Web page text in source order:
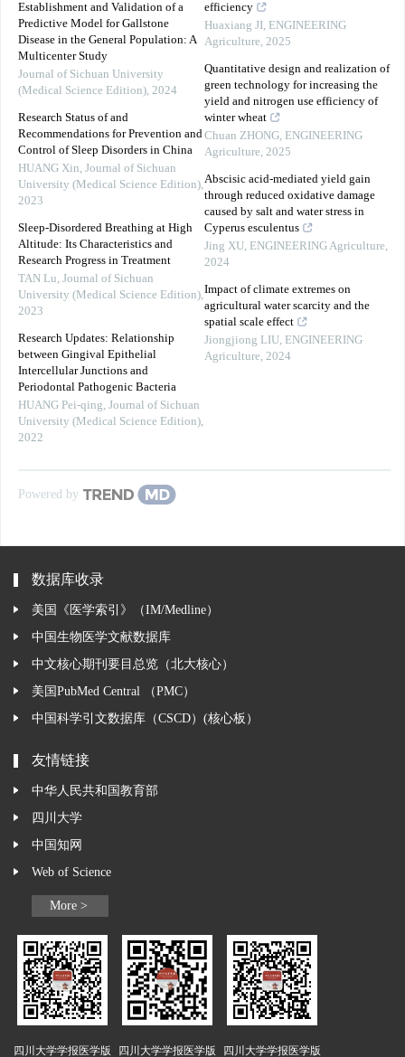
Establishment and Validation of a
Predictive Model for Gallstone
Disease in the General Population: A
Multicenter Study
Journal of Sichuan University
(Medical Science Edition), 2024
Research Status of and
Recommendations for Prevention and
Control of Sleep Disorders in China
HUANG Xin, Journal of Sichuan
University (Medical Science Edition),
2023
Sleep-Disordered Breathing at High
Altitude: Its Characteristics and
Research Progress in Treatment
TAN Lu, Journal of Sichuan
University (Medical Science Edition),
2023
Research Updates: Relationship
between Gingival Epithelial
Intercellular Junctions and
Periodontal Pathogenic Bacteria
HUANG Pei-qing, Journal of Sichuan
University (Medical Science Edition),
2022
efficiency
Huaxiang JI, ENGINEERING
Agriculture, 2025
Quantitative design and realization of
green technology for increasing the
yield and nitrogen use efficiency of
winter wheat
Chuan ZHONG, ENGINEERING
Agriculture, 2025
Abscisic acid-mediated yield gain
through reduced oxidative damage
caused by salt and water stress in
Cyperus esculentus
Jing XU, ENGINEERING Agriculture,
2024
Impact of climate extremes on
agricultural water scarcity and the
spatial scale effect
Jiongjiong LIU, ENGINEERING
Agriculture, 2024
Powered by
数据库收录
美国《医学索引》（IM/Medline）
中国生物医学文献数据库
中文核心期刊要目总览（北大核心）
美国PubMed Central （PMC）
中国科学引文数据库（CSCD）(核心板）
友情链接
中华人民共和国教育部
四川大学
中国知网
Web of Science
More >
四川大学学报医学版 四川大学学报医学版 四川大学学报医学版